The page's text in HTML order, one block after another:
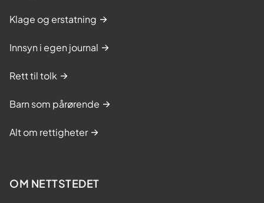
Klage og erstatning
Innsyn i egen journal
Rett til tolk
Barn som pårørende
Alt om rettigheter
OM NETTSTEDET